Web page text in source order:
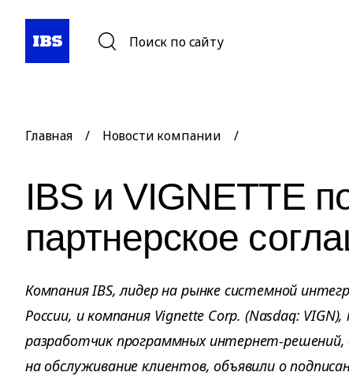
Поиск по сайту
Главная / Новости компании /
IBS и VIGNETTE
партнерское
Компания IBS, лидер на рынке системной
России, и компания Vignette Corp. (Nasdaq:
разработчик программных интернет-решений,
на обслуживание клиентов, объявили о